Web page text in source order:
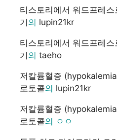
티스토리에서 워드프레스
기 의 lupin21kr
티스토리에서 워드프레스
기 의 taeho
저칼륨혈증
로토콜의 lupin21kr
저칼륨혈증
로토콜의 ㅇㅇ